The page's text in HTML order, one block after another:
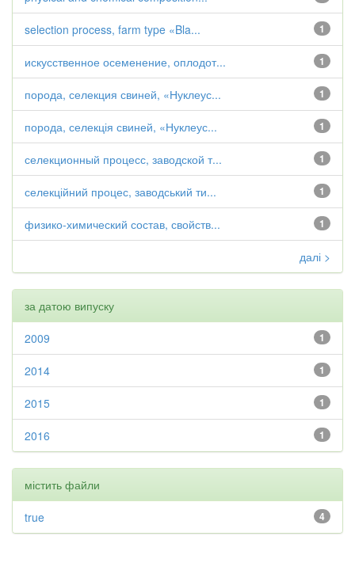
1
selection process, farm type «Bla...
1
искусственное осеменение, оплодот...
1
порода, селекция свиней, «Нуклеус...
1
порода, селекція свиней, «Нуклеус...
1
селекционный процесс, заводской т...
1
селекційний процес, заводський ти...
1
физико-химический состав, свойств...
далі >
за датою випуску
1
2009
1
2014
1
2015
1
2016
містить файли
4
true